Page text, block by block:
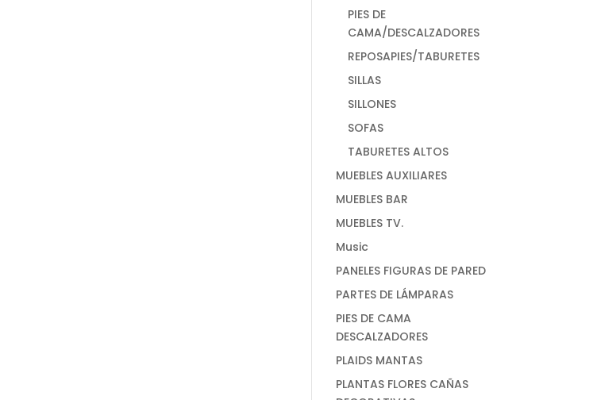
PIES DE
CAMA/DESCALZADORES
REPOSAPIES/TABURETES
SILLAS
SILLONES
SOFAS
TABURETES ALTOS
MUEBLES AUXILIARES
MUEBLES BAR
MUEBLES TV.
Music
PANELES FIGURAS DE PARED
PARTES DE LÁMPARAS
PIES DE CAMA
DESCALZADORES
PLAIDS MANTAS
PLANTAS FLORES CAÑAS